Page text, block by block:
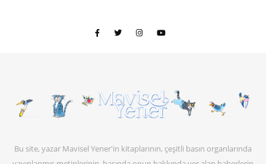
Bu site, yazar Mavisel Yener'in kitaplarının, çeşitli basın organlarında